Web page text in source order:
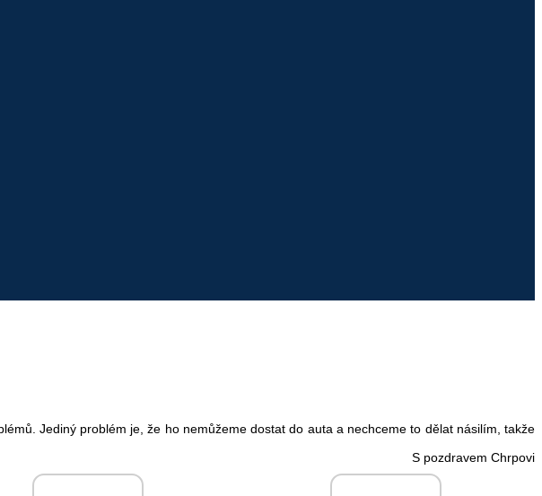
Jediný problém je, že ho nemůžeme dostat do auta a nechceme to dělat násilím, takže
S pozdravem Chrpovi